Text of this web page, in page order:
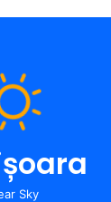
Sky